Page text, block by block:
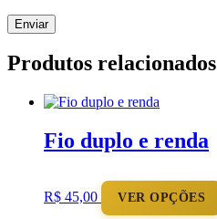
Produtos relacionados
Fio duplo e renda
R$ 45,00 VER OPÇÕES